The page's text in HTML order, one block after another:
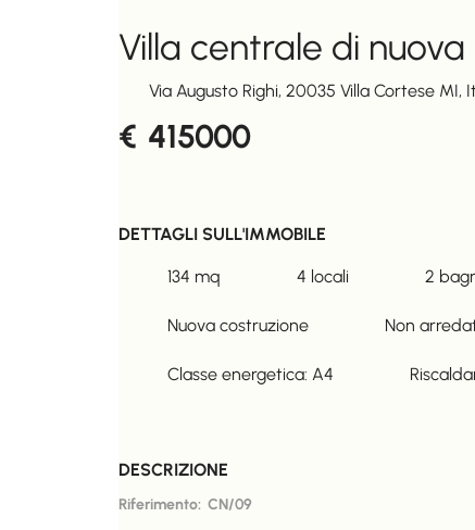
Villa centrale di
Via Augusto Righi, 20035 Villa Cortese MI,
€ 415000
DETTAGLI SULL'IMMOBILE
134 mq 4 locali 2
Nuova costruzione Non
Classe energetica: A4
DESCRIZIONE
Riferimento: CN/09